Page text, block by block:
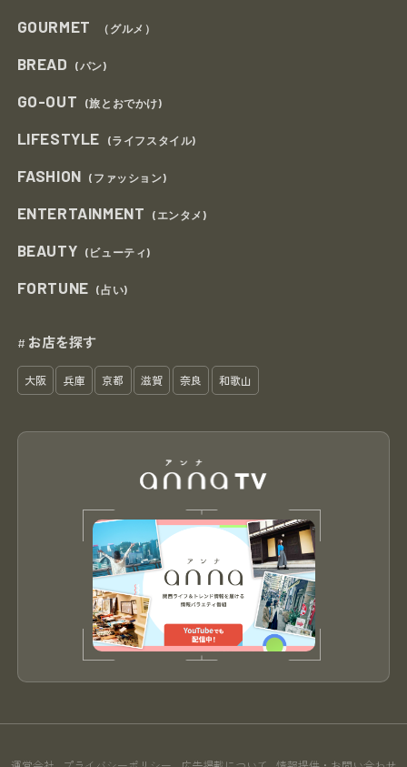
GOURMET （グルメ）
BREAD (パン)
GO-OUT (旅とおでかけ)
LIFESTYLE (ライフスタイル)
FASHION (ファッション)
ENTERTAINMENT (エンタメ)
BEAUTY (ビューティ)
FORTUNE (占い)
# お店を探す
大阪 兵庫 京都 滋賀 奈良 和歌山